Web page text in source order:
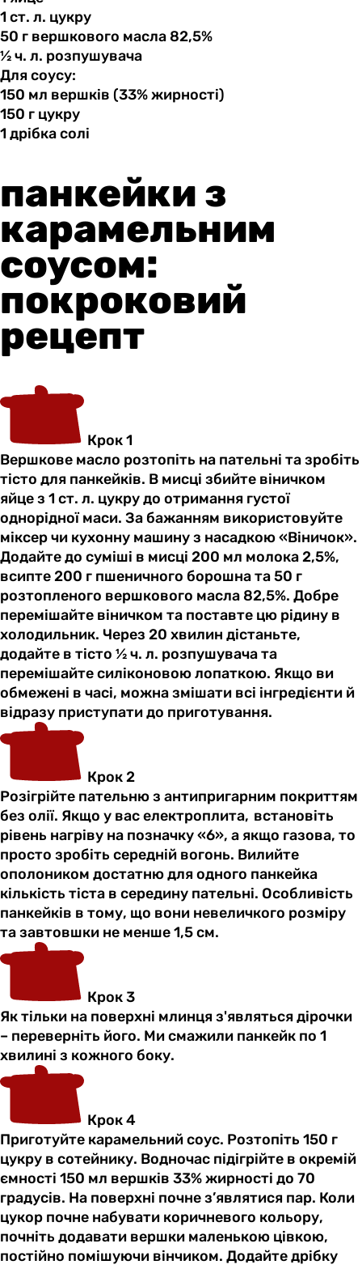
1 ст. л. цукру
50 г вершкового масла 82,5%
½ ч. л. розпушувача
Для соусу:
150 мл вершків (33% жирності)
150 г цукру
1 дрібкасолі
панкейки з
карамельним
соусом:
покроковий
рецепт
Крок 1
Вершкове масло розтопіть на пательні та зробіть
тісто для панкейків. В мисці збийте віничком
яйце з 1 ст. л. цукру до отримання густої
однорідної маси. За бажанням використовуйте
міксер чи кухонну машину з насадкою «Віничок».
Додайте до суміші в мисці 200 мл молока 2,5%,
всипте 200 г пшеничного борошна та 50 г
розтопленого вершкового масла 82,5%. Добре
перемішайте віничком та поставте цю рідину в
холодильник. Через 20 хвилин дістаньте,
додайте в тісто ½ ч. л. розпушувача та
перемішайте силіконовою лопаткою. Якщо ви
обмежені в часі, можна змішати всі інгредієнти й
відразу приступати до приготування.
Крок 2
Розігрійте пательню з антипригарним покриттям
без олії. Якщо у вас електроплита, встановіть
рівень нагріву на позначку «6», а якщо газова, то
просто зробіть середній вогонь. Вилийте
ополоником достатню для одного панкейка
кількість тіста в середину пательні. Особливість
панкейків в тому, що вони невеличкого розміру
та завтовшки не менше 1,5 см.
Крок 3
Як тільки на поверхні млинця з'являться дірочки
– переверніть його. Ми смажили панкейк по 1
хвилині з кожного боку.
Крок 4
Приготуйте карамельний соус. Розтопіть 150 г
цукру в сотейнику. Водночас підігрійте в окремій
ємності 150 мл вершків 33% жирності до 70
градусів. На поверхні почне з’являтися пар. Коли
цукор почне набувати коричневого кольору,
почніть додавати вершки маленькою цівкою,
постійно помішуючи вінчиком. Додайте дрібку